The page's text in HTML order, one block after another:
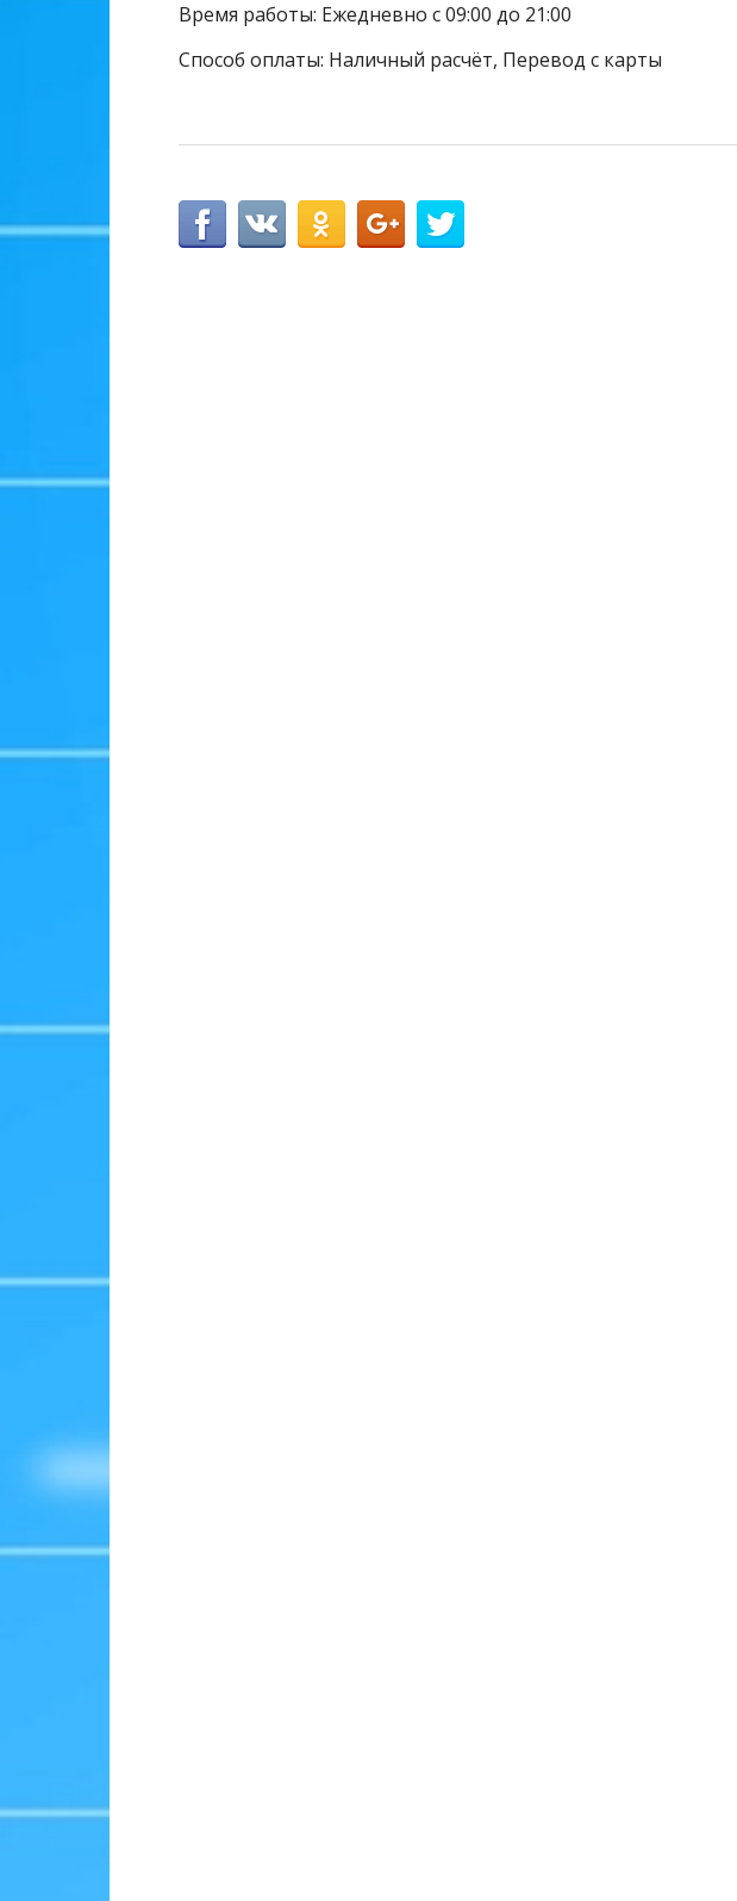
Время работы: Ежедневно с 09:00 до 21:00
Способ оплаты: Наличный расчёт, Перевод с карты